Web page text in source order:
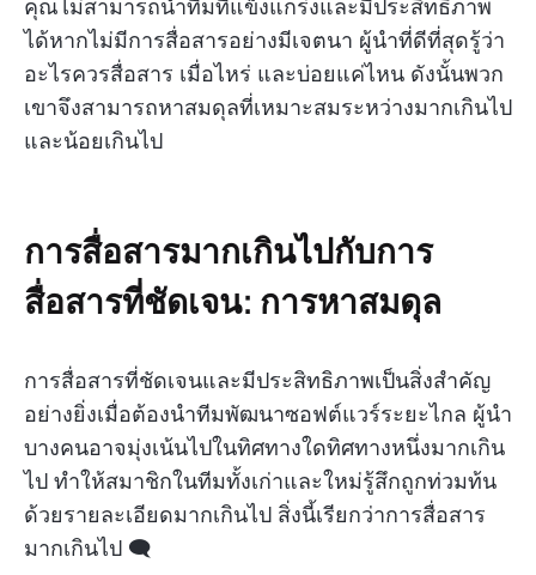
คุณไม่สามารถนำทีมที่แข็งแกร่งและมีประสิทธิภาพ
ได้หากไม่มีการสื่อสารอย่างมีเจตนา ผู้นำที่ดีที่สุดรู้ว่า
อะไรควรสื่อสาร เมื่อไหร่ และบ่อยแค่ไหน ดังนั้นพวก
เขาจึงสามารถหาสมดุลที่เหมาะสมระหว่างมากเกินไป
และน้อยเกินไป
การสื่อสารมากเกินไปกับการ
สื่อสารที่ชัดเจน: การหาสมดุล
การสื่อสารที่ชัดเจนและมีประสิทธิภาพเป็นสิ่งสำคัญ
อย่างยิ่งเมื่อต้องนำทีมพัฒนาซอฟต์แวร์ระยะไกล ผู้นำ
บางคนอาจมุ่งเน้นไปในทิศทางใดทิศทางหนึ่งมากเกิน
ไป ทำให้สมาชิกในทีมทั้งเก่าและใหม่รู้สึกถูกท่วมท้น
ด้วยรายละเอียดมากเกินไป สิ่งนี้เรียกว่าการสื่อสาร
มากเกินไป 🗨️